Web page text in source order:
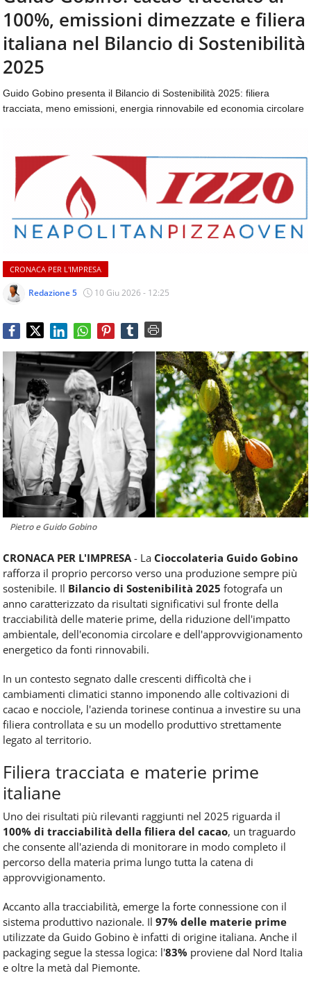
aggiornamenti
quotidiani
temi
come
ristorazione,
food
catering
e
articoli
quotidiani
mondo
dell'alimentazione,
consumi
fuoricasa,
del
Service
e
tutte
le
novità
del
comparto
Horeca.
CONTATTI
100%, emissioni dimezzate e filiera
italiana nel Bilancio di Sostenibilità
2025
Guido Gobino presenta il Bilancio di Sostenibilità 2025: filiera
tracciata, meno emissioni, energia rinnovabile ed economia circolare
CRONACA PER L'IMPRESA
Redazione 5 10 Giu 2026 - 12:25
Pietro e Guido Gobino
CRONACA PER L'IMPRESA- La Cioccolateria Guido Gobino
rafforza il proprio percorso verso una produzione sempre più
sostenibile. Il Bilancio di Sostenibilità 2025 fotografa un
anno caratterizzato da risultati significativi sul fronte della
tracciabilità delle materie prime, della riduzione dell'impatto
ambientale, dell'economia circolare e dell'approvvigionamento
energetico da fonti rinnovabili.
In un contesto segnato dalle crescenti difficoltà che i
cambiamenti climatici stanno imponendo alle coltivazioni di
cacao e nocciole, l'azienda torinese continua a investire su una
filiera controllata e su un modello produttivo strettamente
legato al territorio.
Filiera tracciata e materie prime
italiane
Uno dei risultati più rilevanti raggiunti nel 2025 riguarda il
100% di tracciabilità della filiera del cacao, un traguardo
che consente all'azienda di monitorare in modo completo il
percorso della materia prima lungo tutta la catena di
approvvigionamento.
Accanto alla tracciabilità, emerge la forte connessione con il
sistema produttivo nazionale. Il 97% delle materie prime
utilizzate da Guido Gobino è infatti di origine italiana. Anche il
packaging segue la stessa logica: l'83% proviene dal Nord Italia
e oltre la metà dal Piemonte.